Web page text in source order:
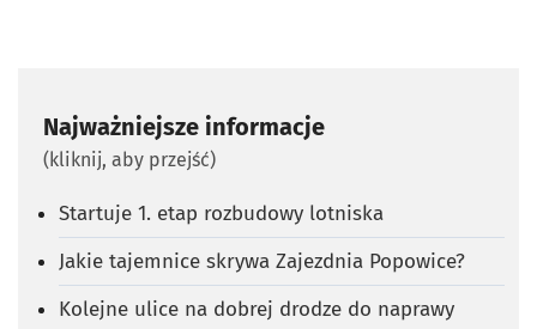
Najważniejsze informacje
(kliknij, aby przejść)
Startuje 1. etap rozbudowy lotniska
Jakie tajemnice skrywa Zajezdnia Popowice?
Kolejne ulice na dobrej drodze do naprawy